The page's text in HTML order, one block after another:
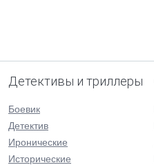
Детективы и триллеры
Боевик
Детектив
Иронические
Исторические